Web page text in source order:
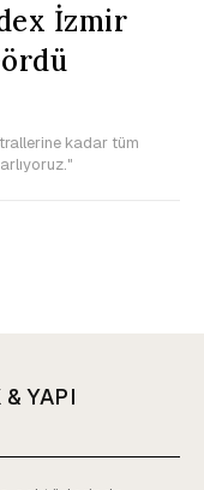
İzmir
kadar tüm
YAPI